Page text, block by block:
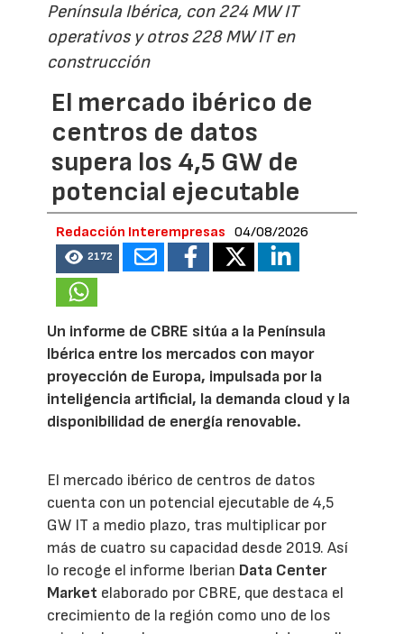
Península Ibérica, con 224 MW IT
operativos y otros 228 MW IT en
construcción
El mercado ibérico de
centros de datos
supera los 4,5 GW de
potencial ejecutable
Redacción Interempresas 04/08/2026
2172
Un informe de CBRE sitúa a la Península
Ibérica entre los mercados con mayor
proyección de Europa, impulsada por la
inteligencia artificial, la demanda cloud y la
disponibilidad de energía renovable.
El mercado ibérico de centros de datos
cuenta con un potencial ejecutable de 4,5
GW IT a medio plazo, tras multiplicar por
más de cuatro su capacidad desde 2019. Así
lo recoge el informe Iberian Data Center
Market elaborado por CBRE, que destaca el
crecimiento de la región como uno de los